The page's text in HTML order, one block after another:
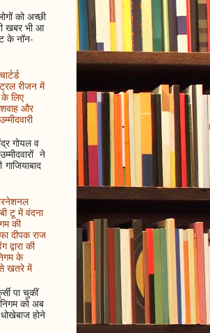
को अच्छी
खबर भी आ
के नॉन-
रीजन में
लिए
और
गोयल व
ने
टू में वंदना
की
दीपक राज
की
के
से खतरे में
पा चुकीं
को अब
होने